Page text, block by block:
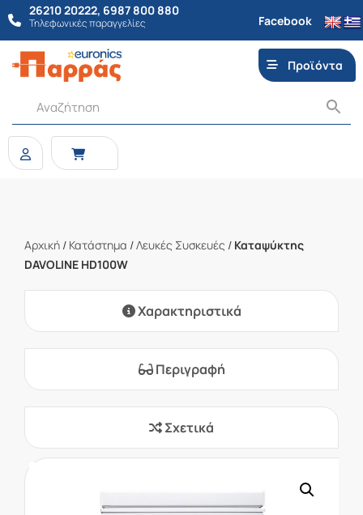
26210 20222, 6987 800 880
Τηλεφωνικές παραγγελίες Facebook
Προϊόντα
Αρχική / Κατάστημα /Λευκές Συσκευές / Καταψύκτης
DAVOLINE HD100W
Χαρακτηριστικά
Περιγραφή
Σχετικά